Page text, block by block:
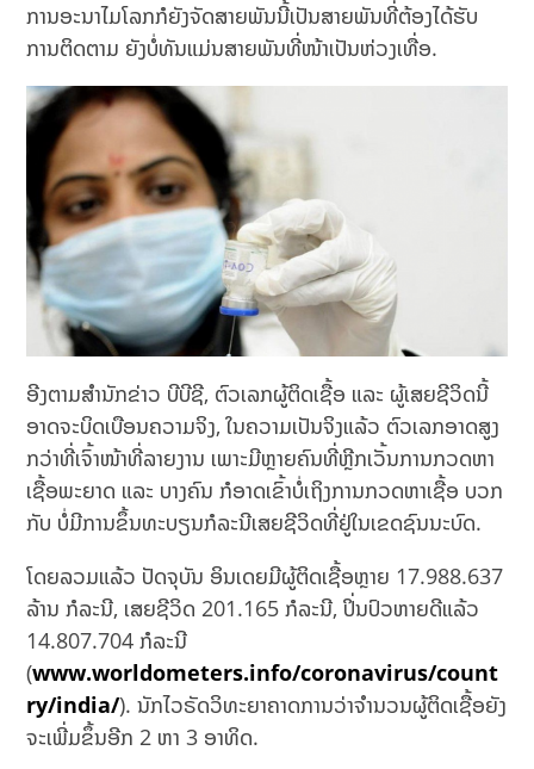
ການອະນາໄມໂລກກໍຍັງຈັດສາຍພັນນີ້ເປັນສາຍພັນທີ່ຕ້ອງໄດ້ຮັບ
ການຕິດຕາມ ຍັງບໍ່ທັນແມ່ນສາຍພັນທີ່ໜ້າເປັນຫ່ວງເທື່ອ.
ອີງຕາມສຳນັກຂ່າວ ບີບີຊີ, ຕົວເລກຜູ້ຕິດເຊື້ອ ແລະ ຜູ້ເສຍຊີວິດນີ້
ອາດຈະບິດເບືອນຄວາມຈິງ, ໃນຄວາມເປັນຈິງແລ້ວ ຕົວເລກອາດສູງ
ກວ່າທີ່ເຈົ້າໜ້າທີ່ລາຍງານ ເພາະມີຫຼາຍຄົນທີ່ຫຼີກເວັ້ນການກວດຫາ
ເຊື້ອພະຍາດ ແລະ ບາງຄົນ ກໍອາດເຂົ້າບໍ່ເຖິງການກວດຫາເຊື້ອ ບວກ
ກັບ ບໍ່ມີການຂຶ້ນທະບຽນກໍລະນີເສຍຊີວິດທີ່ຢູ່ໃນເຂດຊົນນະບົດ.
ໂດຍລວມແລ້ວ ປັດຈຸບັນ ອິນເດຍມີຜູ້ຕິດເຊື້ອຫຼາຍ 17.988.637
ລ້ານ ກໍລະນີ, ເສຍຊີວິດ 201.165 ກໍລະນີ, ປິ່ນປົວຫາຍດີແລ້ວ
14.807.704 ກໍລະນີ
(www.worldometers.info/coronavirus/count
ry/india/). ນັກໄວຣັດວິທະຍາຄາດການວ່າຈຳນວນຜູ້ຕິດເຊື້ອຍັງ
ຈະເພີ່ມຂຶ້ນອີກ 2 ຫາ 3 ອາທິດ.